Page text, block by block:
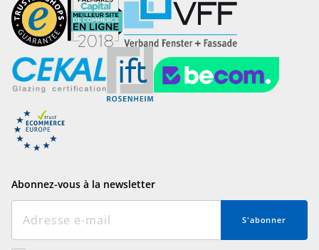
Abonnez-vous à la newsletter
S'abonner